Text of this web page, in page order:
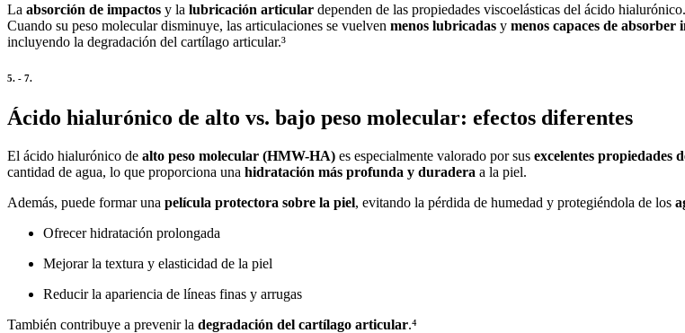
La absorción de impactos y la lubricación articular dependen de las propiedades viscoelásticas del ácido hialurónico.
Cuando su peso molecular disminuye, las articulaciones se vuelven menos lubricadas y menos capaces de absorber
incluyendo la degradación del cartílago articular.³
5. - 7.
Ácido hialurónico de alto vs. bajo peso molecular: efectos diferentes
El ácido hialurónico de alto peso molecular (HMW-HA) es especialmente valorado por sus excelentes propiedades
cantidad de agua, lo que proporciona una hidratación más profunda y duradera a la piel.
Además, puede formar una película protectora sobre la piel, evitando la pérdida de humedad y protegiéndola de los
Ofrecer hidratación prolongada
Mejorar la textura y elasticidad de la piel
Reducir la apariencia de líneas finas y arrugas
También contribuye a prevenir la degradación del cartílago articular.⁴